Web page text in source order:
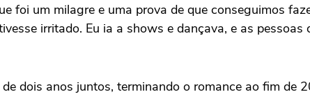
foi um milagre e uma prova de que conseguimos
irritado. Eu ia a shows e dançava, e as
dois anos juntos, terminando o romance ao fim de